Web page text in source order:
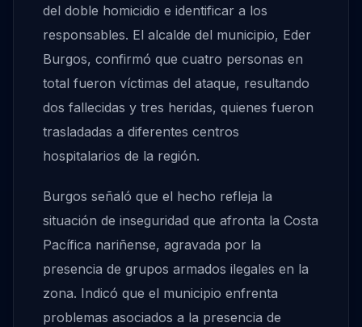
del doble homicidio e identificar a los
responsables. El alcalde del municipio, Eder
Burgos, confirmó que cuatro personas en
total fueron víctimas del ataque, resultando
dos fallecidas y tres heridas, quienes fueron
trasladadas a diferentes centros
hospitalarios de la región.
Burgos señaló que el hecho refleja la
situación de inseguridad que afronta la Costa
Pacífica nariñense, agravada por la
presencia de grupos armados ilegales en la
zona. Indicó que el municipio enfrenta
problemas asociados a la presencia de